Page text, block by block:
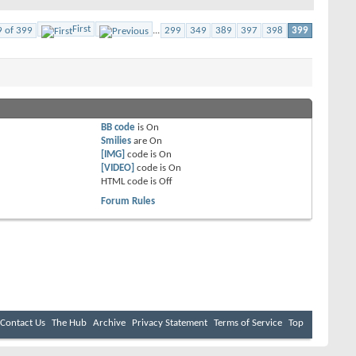
of 399 First ... 299 349 389 397 398 399
BB code isOn
Smilies areOn
[IMG] code isOn
[VIDEO] code isOn
HTML code isOff
Forum Rules
Contact Us The Hub Archive Privacy Statement Terms of Service Top